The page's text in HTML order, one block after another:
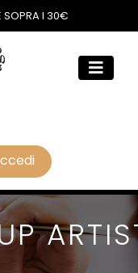
SOPRA I 30€